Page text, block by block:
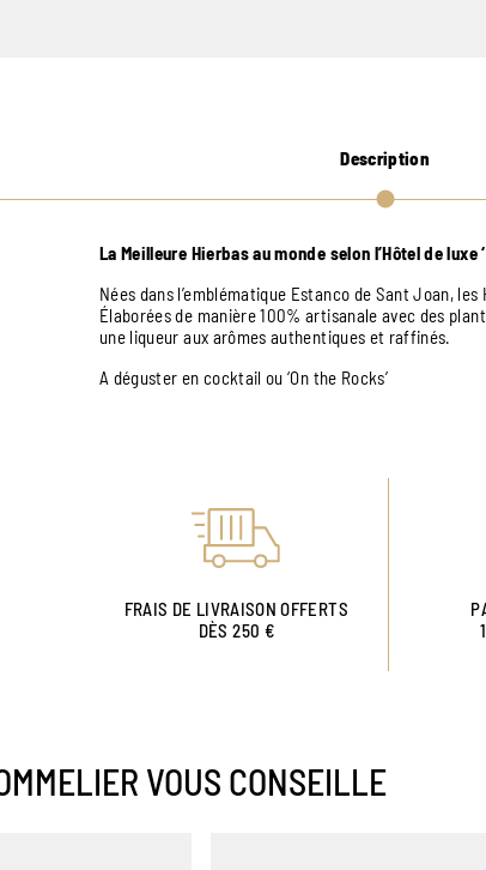
Description
La Meilleure Hierbas au monde selon l’Hôtel de luxe
Nées dans l’emblématique Estanco de Sant Joan,
Élaborées de manière 100% artisanale avec des
une liqueur aux arômes authentiques et raffinés.
A déguster en cocktail ou ‘On the Rocks’
FRAIS DE LIVRAISON OFFERTS
DÈS 250 €
VOUS CONSEILLE